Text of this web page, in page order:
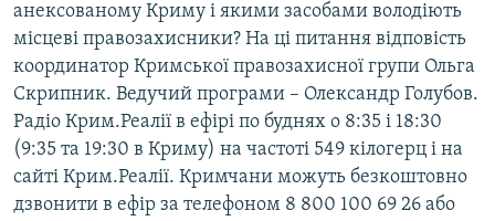
анексованому Криму і якими засобами володіють
місцеві правозахисники? На ці питання відповість
координатор Кримської правозахисної групи Ольга
Скрипник. Ведучий програми – Олександр Голубов.
Радіо Крим.Реалії в ефірі по буднях о 8:35 і 18:30
(9:35 та 19:30 в Криму) на частоті 549 кілогерц і на
сайті Крим.Реалії. Кримчани можуть безкоштовно
дзвонити в ефір за телефоном 8 800 100 69 26 або